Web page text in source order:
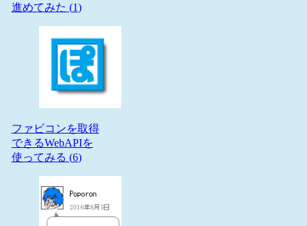
進めてみた (1)
ファビコンを取得
できるWebAPIを
使ってみる (6)